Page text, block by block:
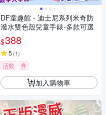
DF童趣館 - 迪士尼系列米奇防
潑水雙色殼兒童手錶-多款可選
$388
5 (1)
活動 券
加入購物車